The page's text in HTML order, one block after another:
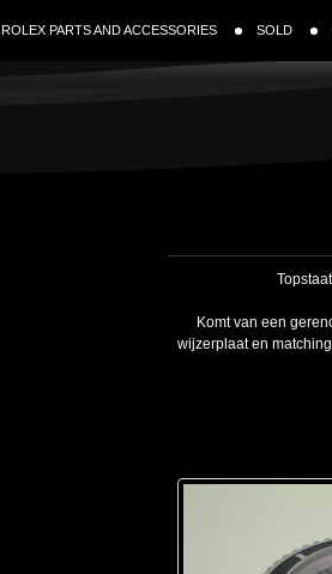
ROLEX PARTS AND ACCESSORIES SOLD
Komt van een
wijzerplaat en